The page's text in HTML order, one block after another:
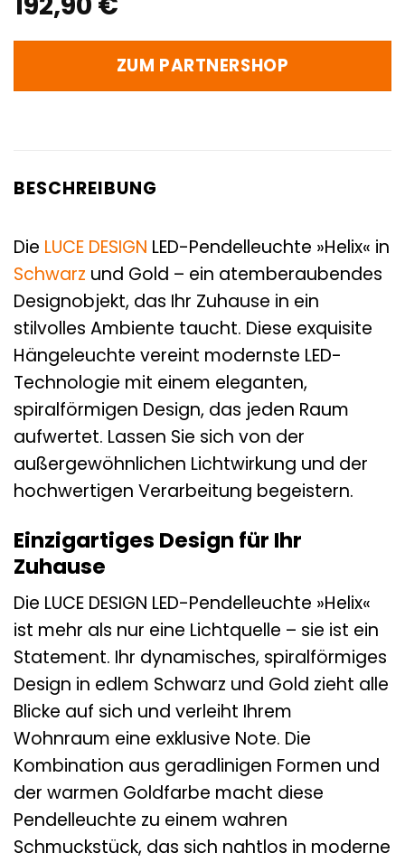
ZUM PARTNERSHOP
BESCHREIBUNG
Die LUCE DESIGN LED-Pendelleuchte »Helix« in
Schwarz und Gold – ein atemberaubendes
Designobjekt, das Ihr Zuhause in ein
stilvolles Ambiente taucht. Diese exquisite
Hängeleuchte vereint modernste LED-
Technologie mit einem eleganten,
spiralförmigen Design, das jeden Raum
aufwertet. Lassen Sie sich von der
außergewöhnlichen Lichtwirkung und der
hochwertigen Verarbeitung begeistern.
Einzigartiges Design für Ihr
Zuhause
Die LUCE DESIGN LED-Pendelleuchte »Helix«
ist mehr als nur eine Lichtquelle – sie ist ein
Statement. Ihr dynamisches, spiralförmiges
Design in edlem Schwarz und Gold zieht alle
Blicke auf sich und verleiht Ihrem
Wohnraum eine exklusive Note. Die
Kombination aus geradlinigen Formen und
der warmen Goldfarbe macht diese
Pendelleuchte zu einem wahren
Schmuckstück, das sich nahtlos in moderne